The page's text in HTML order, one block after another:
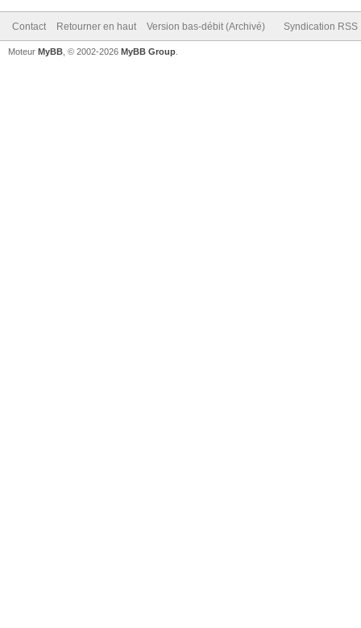
Contact Retourner en haut Version bas-débit (Archivé) Syndication RSS
Moteur MyBB , © 2002-2026 MyBB Group